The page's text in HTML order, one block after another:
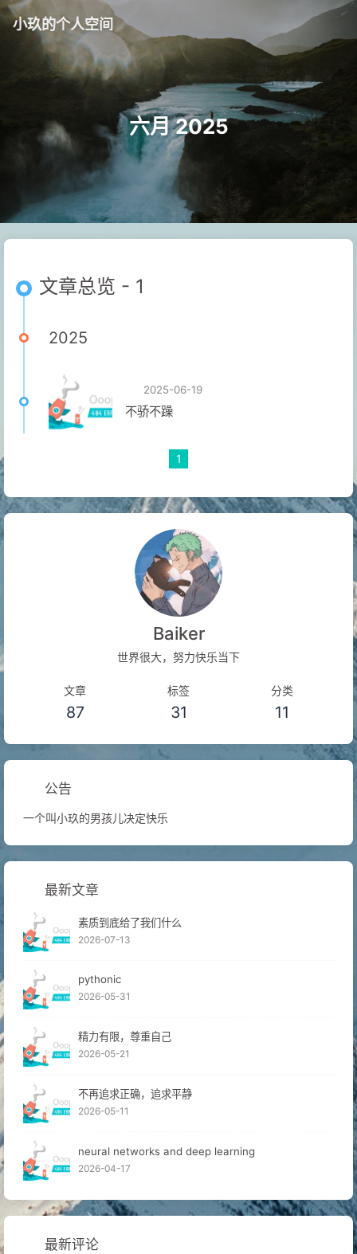
小玖的个人空间
六月 2025
文章总览 - 1
2025
2025-06-19
不骄不躁
1
Baiker
世界很大，努力快乐当下
文章
87
标签
31
分类
11
公告
一个叫小玖的男孩儿决定快乐
最新文章
素质到底给了我们什么
2026-07-13
pythonic
2026-05-31
精力有限，尊重自己
2026-05-21
不再追求正确，追求平静
2026-05-11
neural networks and deep learning
2026-04-17
最新评论